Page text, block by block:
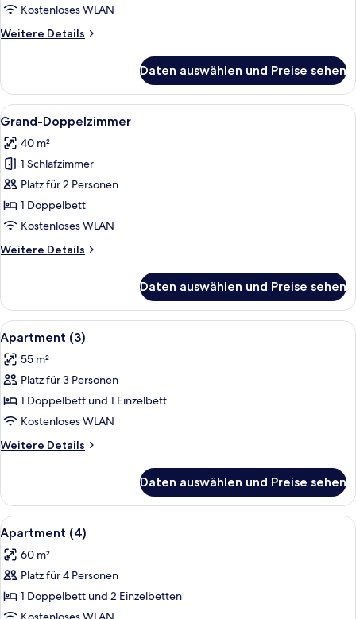
Kostenloses WLAN
Weitere Details
Weitere
Daten auswählen und Preise sehen
Alle
Fotos
für
Grand-
Doppelzimmer
anzeigen
Allergikerbettwaren, Schreibtisch,
5
Grand-Doppelzimmer
40 m²
1 Schlafzimmer
Platz für 2 Personen
1 Doppelbett
Kostenloses WLAN
Weitere Details
Weitere
Doppelzimmer
Daten auswählen und Preise sehen
Alle
Fotos
für
Apartment
(3)
anzeigen
Ein Hotelzimmer mit einem großen
7
Apartment (3)
55 m²
Platz für 3 Personen
1 Doppelbett und 1 Einzelbett
Kostenloses WLAN
Weitere Details
Weitere
(3)
Daten auswählen und Preise sehen
Alle
Fotos
für
Apartment
(4)
Allergikerbettwaren, Schreibtisch,
7
Apartment (4)
60 m²
Platz für 4 Personen
1 Doppelbett und 2 Einzelbetten